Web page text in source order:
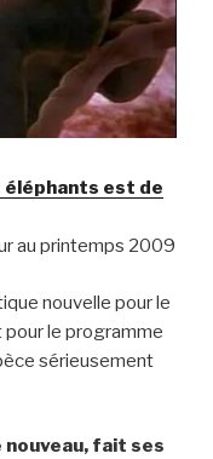
éléphants est de
au printemps 2009
nouvelle pour le
le programme
sérieusement
nouveau, fait ses